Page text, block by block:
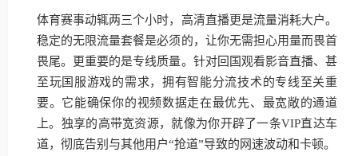
体育赛事动辄两三个小时，高清直播更是流量消耗大户。
稳定的无限流量套餐是必须的，让你无需担心用量而畏首
畏尾。更重要的是专线质量。针对回国观看影音直播、甚
至玩国服游戏的需求，拥有智能分流技术的专线至关重
要。它能确保你的视频数据走在最优先、最宽敞的通道
上。独享的高带宽资源，就像为你开辟了一条VIP直达车
道，彻底告别与其他用户“抢道”导致的网速波动和卡顿。